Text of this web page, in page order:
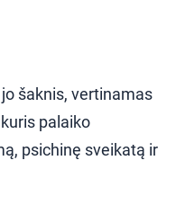
šaknis, vertinamas
palaiko
psichinę sveikatą ir